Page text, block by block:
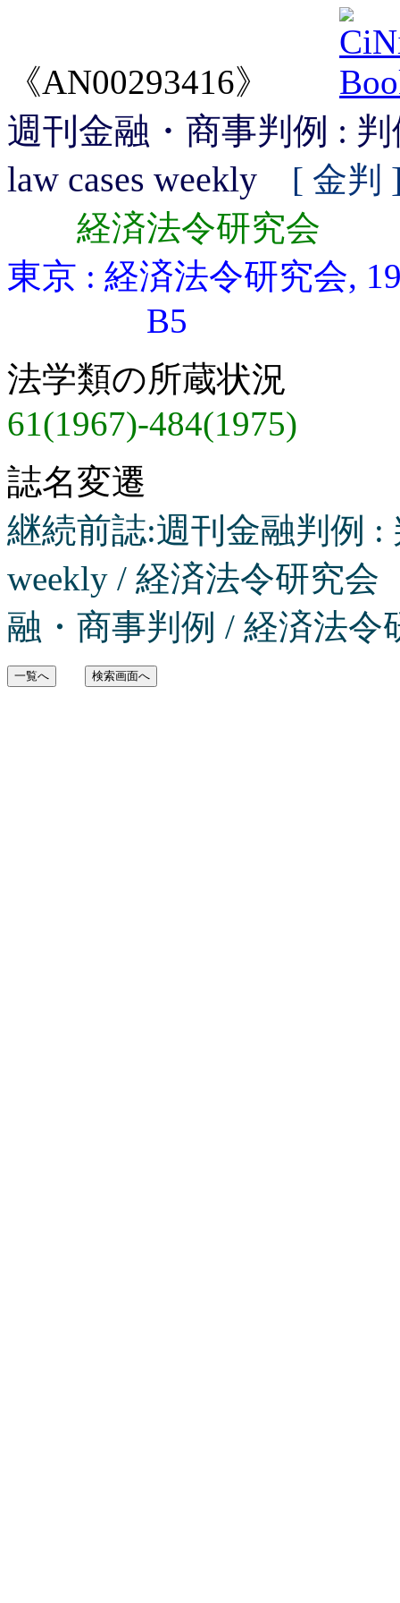
《AN00293416》
週刊金融・商事判例 : 判
law cases weekly
[ 金判
経済法令研究会
東京 : 経済法令研究会,
B5
法学類の所蔵状況
61(1967)-484(1975)
誌名変遷
継続前誌:週刊金融判例 :
weekly / 経済法令研究会
融・商事判例 / 経済法令